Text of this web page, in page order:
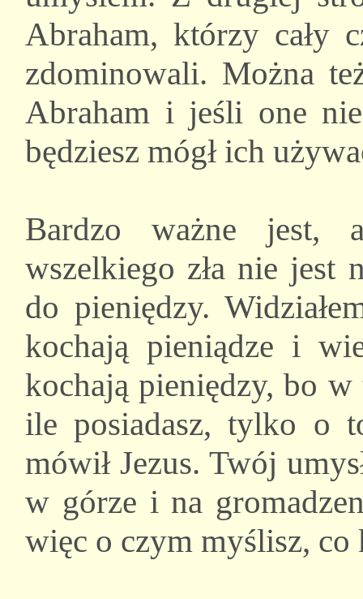
Abraham, którzy cały
zdominowali. Można
Abraham i jeśli one
będziesz mógł ich
Bardzo ważne jest,
wszelkiego zła nie jest
do pieniędzy.
kochają pieniądze i
kochają pieniędzy, bo
ile posiadasz, tylko o
mówił Jezus. Twój
w górze i na
więc o czym myślisz, co